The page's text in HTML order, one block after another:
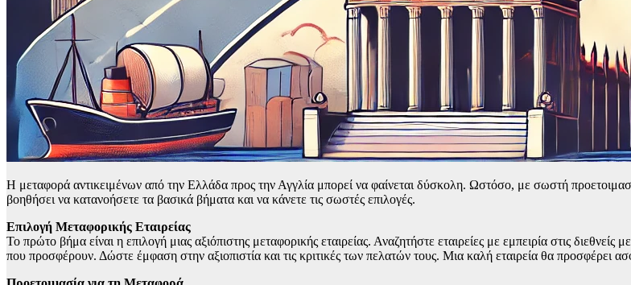
Η μεταφορά αντικειμένων από την Ελλάδα προς την Αγγλία μπορεί να φαίνεται δύσκολη. Ωστόσο, με σωστή
βοηθήσει να κατανοήσετε τα βασικά βήματα και να κάνετε τις σωστές επιλογές.
Επιλογή Μεταφορικής Εταιρείας
Το πρώτο βήμα είναι η επιλογή μιας αξιόπιστης μεταφορικής εταιρείας. Αναζητήστε εταιρείες με εμπειρία στις
που προσφέρουν. Δώστε έμφαση στην αξιοπιστία και τις κριτικές των πελατών τους. Μια καλή εταιρεία θα προσφέρει